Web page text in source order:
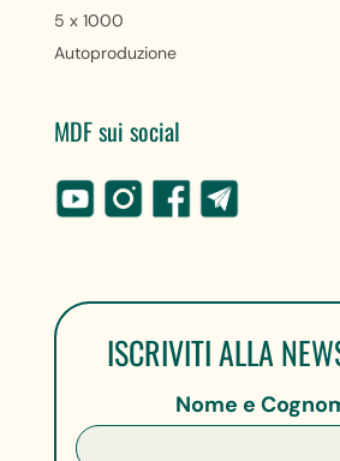
5 x 1000
Autoproduzione
MDF sui social
ISCRIVITI ALLA
Nome e